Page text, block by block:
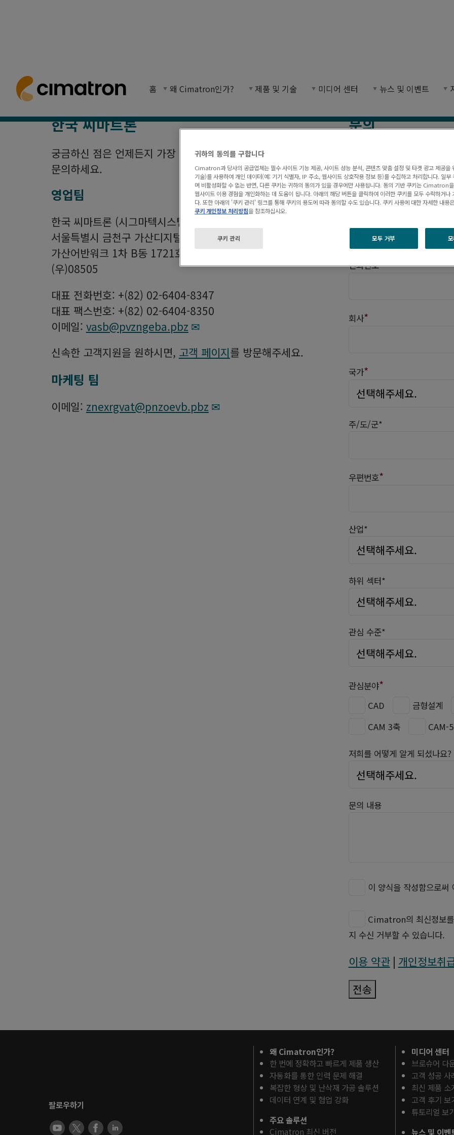
홈 왜 Cimatron인가? 제품 및 기술 미디어 센터 뉴스 및 이벤트
> 지원 및 연락처 > 문의
씨마트론에 문의하기. 연락처 주소와 전화번호를 찾거나 문의 양식을 사용하여 연락하세요.
고객 문의
한국 씨마트론
궁금하신 점은 언제든지 가장 가까운 씨마트론 지사에
문의하세요.
영업팀
한국 씨마트론 (시그마텍시스템즈코리아.LLC)
서울특별시 금천구 가산디지털2로 135
가산어반워크 1차 B동 1721호, 1722호
(우)08505
대표 전화번호: +(82) 02-6404-8347
대표 팩스번호: +(82) 02-6404-8350
이메일: vasb@pvzngeba.pbz
신속한 고객지원을 원하시면, 고객 페이지를 방문해주세요.
마케팅 팀
이메일: znexrgvat@pnzoevb.pbz
문의
전화번호*
회사*
국가*
주/도/군*
우편번호*
산업*
하위 섹터*
관심 수준*
관심분야*
CAD
금형설계
CAM 3축
CAM-
저희를 어떻게 알게 되셨나요?
문의 내용
이 양식을 작성함으로써
Cimatron의 최신정보
지 수신 거부할 수 있습니다.
이용 약관| 개인정보취
전송
팔로우하기
왜 Cimatron인가?
한 번에 정확하고 빠르게 제품 생산
자동화를 통한 인력 문제 해결
복잡한 형상 및 난삭재 가공 솔루션
데이터 연계 및 협업 강화
주요 솔루션
Cimatron 최신 버전
미디어 센터
브로슈어 다
고객 성공 사
최신 제품 소
고객 후기 보
튜토리얼 보
뉴스 및 이벤
귀하의 동의를 구합니다
Cimatron과 당사의 공급업체는 필수 사이트 기능 제공, 사이트 성능 분석, 콘텐츠 맞춤 설정 및 타겟 광고 제공을
기술)를 사용하여 개인 데이터(예: 기기 식별자, IP 주소, 웹사이트 상호작용 정보 등)를 수집하고 처리합니다. 일부
며 비활성화할 수 없는 반면, 다른 쿠키는 귀하의 동의가 있을 경우에만 사용됩니다. 동의 기반 쿠키는 Cimatron
웹사이트 이용 경험을 개인화하는 데 도움이 됩니다. 아래의 해당 버튼을 클릭하여 이러한 쿠키를 모두 수락하거나
다. 또한 아래의 '쿠키 관리' 링크를 통해 쿠키의 용도에 따라 동의할 수도 있습니다. 쿠키 사용에 대한 자세한 내용
쿠키 개인정보 처리방침을 참조하십시오.
쿠키 관리 모두 거부